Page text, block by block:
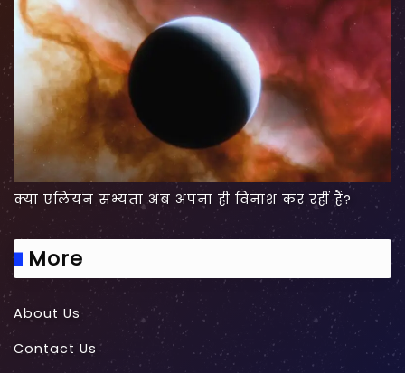
क्या एलियन सभ्यता अब अपना ही विनाश कर रहीं हैं?
More
About Us
Contact Us